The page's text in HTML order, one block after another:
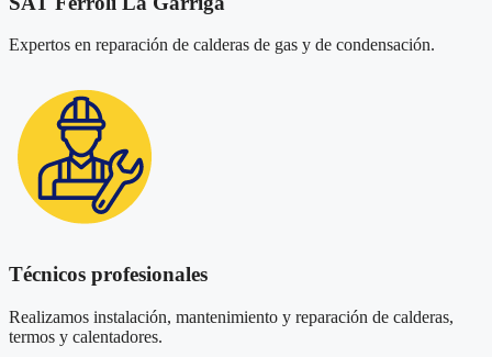
Expertos en reparación de calderas de gas y de condensación.
Técnicos profesionales
Realizamos instalación, mantenimiento y reparación de calderas,
termos y calentadores.